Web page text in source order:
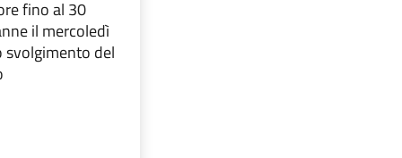
fino al 30
il mercoledì
svolgimento del